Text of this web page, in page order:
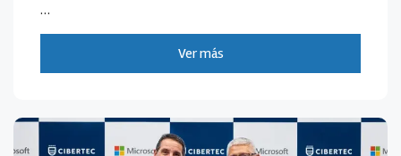
…
Ver más